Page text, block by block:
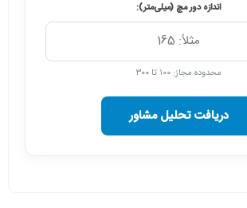
اندازه دور مچ (میلی‌متر):
محدوده مجاز: ۱۰۰ تا ۳۰۰
دریافت تحلیل مشاور